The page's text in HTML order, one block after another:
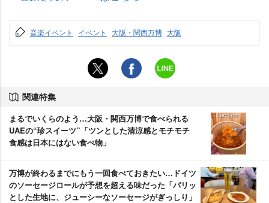
音楽イベント イベント 大阪・関西万博 大阪
関連特集
まるでいくらのよう…大阪・関西万博で食べられる
UAEの“珍スイーツ”「ツンとした清涼感とモチモチ
食感は日本にはない食べ物」
万博が終わるまでにもう一回食べておきたい…ドイツ
のソーセージロールが予想を超える味だった「パリッ
とした生地に、ジューシーなソーセージがぎっしり」